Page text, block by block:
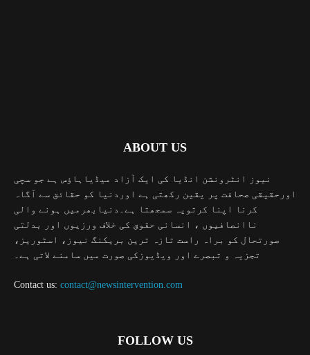
ABOUT US
نیوز انٹرونشن انڈیا کی ایک آزاد میڈیاہاؤس ہے جو سچی
اورحقیقی صحافت پر یقین رکھتی ہے اوردنیا کو حقائق سے آگاہ
کرنا اپنا کرتویہ سمجھتا ہے۔دنیابھرمیں ہونے والی
ناانصافیوں ، انسانی حقوق کی خلاف ورزیوں اور بدلتی
صورتحال کو براہ راست تازہ ترین بریکنگ نیوز، اسٹوریز،
تجزیہ و تبصرے اور ویڈیوزکی صورت میں سامنے لاتی ہے۔
Contact us: contact@newsintervention.com
FOLLOW US